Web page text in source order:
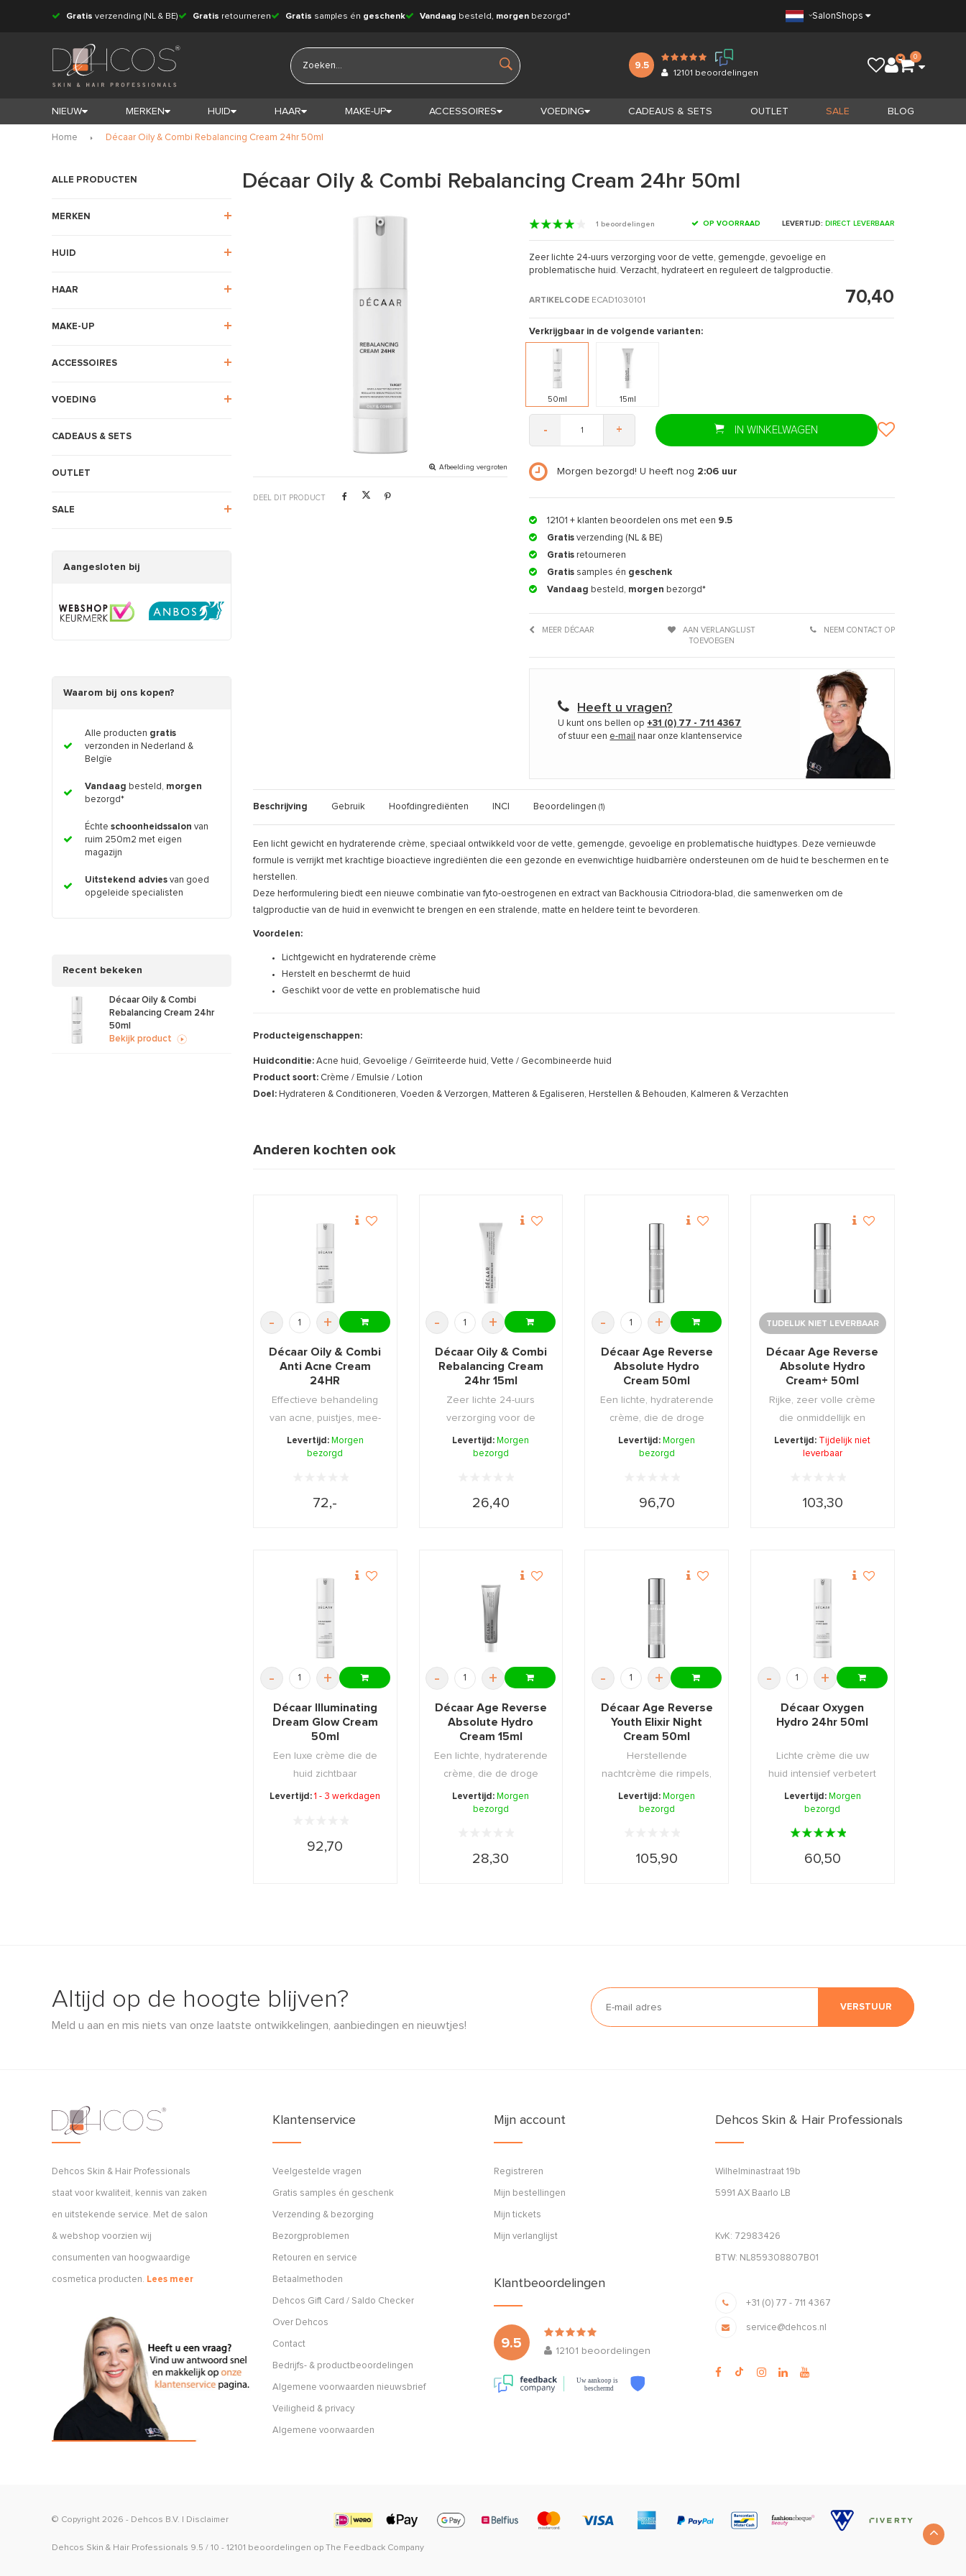
Gratis verzending (NL & BE) Gratis retourneren Gratis samples én geschenk Vandaag besteld, morgen bezorgd* SalonShops
9.5
12101 beoordelingen
0
NIEUW MERKEN HUID HAAR MAKE-UP ACCESSOIRES VOEDING CADEAUS & SETS OUTLET SALE BLOG
Home Décaar Oily & Combi Rebalancing Cream 24hr 50ml
ALLE PRODUCTEN
MERKEN
HUID
HAAR
MAKE-UP
ACCESSOIRES
VOEDING
CADEAUS & SETS
OUTLET
SALE
Aangesloten bij
Waarom bij ons kopen?
Alle producten gratis
verzonden in Nederland &
Belgïe
Vandaag besteld, morgen
bezorgd*
Échte schoonheidssalon van
ruim 250m2 met eigen
magazijn
Uitstekend advies van goed
opgeleide specialisten
Recent bekeken
Décaar Oily & Combi
Rebalancing Cream 24hr
50ml
Bekijk product
Décaar Oily & Combi Rebalancing Cream 24hr 50ml
Afbeelding vergroten
DEEL DIT PRODUCT
1 beoordelingen OP VOORRAAD LEVERTIJD: DIRECT LEVERBAAR
Zeer lichte 24-uurs verzorging voor de vette, gemengde, gevoelige en
problematische huid. Verzacht, hydrateert en reguleert de talgproductie.
ARTIKELCODE ECAD1030101 70,40
Verkrijgbaar in de volgende varianten:
50ml 15ml
- + IN WINKELWAGEN
Morgen bezorgd! U heeft nog 2:06 uur
12101 + klanten beoordelen ons met een 9.5
Gratis verzending (NL & BE)
Gratis retourneren
Gratis samples én geschenk
Vandaag besteld, morgen bezorgd*
MEER DÉCAAR
AAN VERLANGLIJST
TOEVOEGEN
NEEM CONTACT OP
Heeft u vragen?
U kunt ons bellen op +31 (0) 77 - 711 4367
of stuur een e-mail naar onze klantenservice
Beschrijving Gebruik Hoofdingrediënten INCI Beoordelingen (1)
Een licht gewicht en hydraterende crème, speciaal ontwikkeld voor de vette, gemengde, gevoelige en problematische huidtypes. Deze vernieuwde
formule is verrijkt met krachtige bioactieve ingrediënten die een gezonde en evenwichtige huidbarrière ondersteunen om de huid te beschermen en te
herstellen.
Deze herformulering biedt een nieuwe combinatie van fyto-oestrogenen en extract van Backhousia Citriodora-blad, die samenwerken om de
talgproductie van de huid in evenwicht te brengen en een stralende, matte en heldere teint te bevorderen.
Voordelen:
Lichtgewicht en hydraterende crème
Herstelt en beschermt de huid
Geschikt voor de vette en problematische huid
Producteigenschappen:
Huidconditie: Acne huid, Gevoelige / Geïrriteerde huid, Vette / Gecombineerde huid
Product soort: Crème / Emulsie / Lotion
Doel: Hydrateren & Conditioneren, Voeden & Verzorgen, Matteren & Egaliseren, Herstellen & Behouden, Kalmeren & Verzachten
Anderen kochten ook
- +
Décaar Oily & Combi
Anti Acne Cream
24HR
Effectieve behandeling
van acne, puistjes, mee-
eters en onzu ...
Levertijd: Morgen
bezorgd
72,-
- +
Décaar Oily & Combi
Rebalancing Cream
24hr 15ml
Zeer lichte 24-uurs
verzorging voor de
vette, gemengde, gevo
...
Levertijd: Morgen
bezorgd
26,40
- +
Décaar Age Reverse
Absolute Hydro
Cream 50ml
Een lichte, hydraterende
crème, die de droge
huid onmiddeli ...
Levertijd: Morgen
bezorgd
96,70
TIJDELIJK NIET LEVERBAAR
Décaar Age Reverse
Absolute Hydro
Cream+ 50ml
Rijke, zeer volle crème
die onmiddellijk en
langdurig hydra ...
Levertijd:
Tijdelijk niet
leverbaar
103,30
- +
Décaar Illuminating
Dream Glow Cream
50ml
Een luxe crème die de
huid zichtbaar
verheldert en donkere
Levertijd:1 - 3 werkdagen
92,70
- +
Décaar Age Reverse
Absolute Hydro
Cream 15ml
Een lichte, hydraterende
crème, die de droge
huid onmiddeli ...
Levertijd: Morgen
bezorgd
28,30
- +
Décaar Age Reverse
Youth Elixir Night
Cream 50ml
Herstellende
nachtcrème die rimpels,
fijne lijntjes en droo ...
Levertijd: Morgen
bezorgd
105,90
- +
Décaar Oxygen
Hydro 24hr 50ml
Lichte crème die uw
huid intensief verbetert
door het vocht ...
Levertijd: Morgen
bezorgd
60,50
Altijd op de hoogte blijven?
Meld u aan en mis niets van onze laatste ontwikkelingen, aanbiedingen en nieuwtjes!
VERSTUUR
Dehcos Skin & Hair Professionals
staat voor kwaliteit, kennis van zaken
en uitstekende service. Met de salon
& webshop voorzien wij
consumenten van hoogwaardige
cosmetica producten. Lees meer
Klantenservice
Veelgestelde vragen
Gratis samples én geschenk
Verzending & bezorging
Bezorgproblemen
Retouren en service
Betaalmethoden
Dehcos Gift Card / Saldo Checker
Over Dehcos
Contact
Bedrijfs- & productbeoordelingen
Algemene voorwaarden nieuwsbrief
Veiligheid & privacy
Algemene voorwaarden
Mijn account
Registreren
Mijn bestellingen
Mijn tickets
Mijn verlanglijst
Klantbeoordelingen
9.5
12101 beoordelingen
Uw aankoop is
beschermd
Dehcos Skin & Hair Professionals
Wilhelminastraat 19b
5991 AX Baarlo LB
KvK: 72983426
BTW: NL859308807B01
+31 (0) 77 - 711 4367
service@dehcos.nl
© Copyright 2026 - Dehcos B.V. Disclaimer
Dehcos Skin & Hair Professionals 9.5 / 10 - 12101 beoordelingen op The Feedback Company